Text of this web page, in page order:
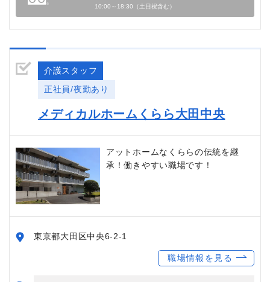
10:00～18:30（土日祝含む）
介護スタッフ
正社員/夜勤あり
メディカルホームくらら大田中央
アットホームなくららの伝統を継
承！働きやすい職場です！
東京都大田区中央6-2-1
職場情報を見る